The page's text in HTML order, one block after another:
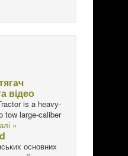
відео
is a heavy-
tow large-caliber
»
основних